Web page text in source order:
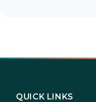
QUICK LINKS